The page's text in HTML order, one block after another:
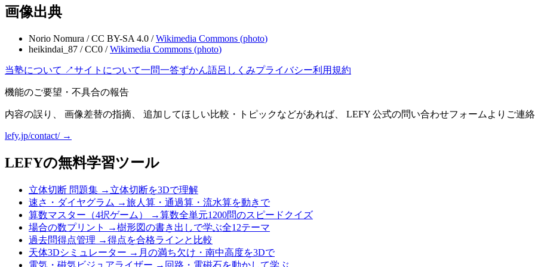
画像出典
Norio Nomura /CC BY-SA 4.0 / Wikimedia Commons (photo)
heikindai_87 /CC0 / Wikimedia Commons (photo)
当塾について ↗サイトについて一問一答ずかん語呂 しくみプライバシー利用規約
機能のご要望・不具合の報告
内容の誤り、 画像差替の指摘、 追加してほしい比較・トピックなどがあれば、 LEFY 公式の問い合わせフォームよりご連絡
lefy.jp/contact/ →
LEFYの無料学習ツール
立体切断 問題集 → 立体切断を3Dで理解
速さ・ダイヤグラム →旅人算・通過算・流水算を動きで
算数マスター（4択ゲーム）
→算数全単元1200問のスピードクイズ
場合の数プリント
→樹形図の書き出しで学ぶ全12テーマ
過去問得点管理 →得点を合格ラインと比較
天体3Dシミュレーター → 月の満ち欠け・南中高度を3Dで
電気・磁気ビジュアライザー → 回路・電磁石を動かして学ぶ